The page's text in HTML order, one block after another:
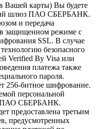
Вашей карты) Вы будете
шлюз ПАО СБЕРБАНК.
и передача
защищенном режиме с
SSL. В случае
безопасного
Verified By Visa или
платежа также
пароля.
256-битное шифрование.
персональной
ПАО СБЕРБАНК.
предоставлена третьим
предусмотренных